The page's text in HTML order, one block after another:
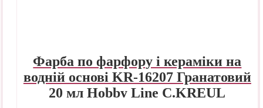
Фарба по фарфору і кераміки на
водній основі KR-16207 Гранатовий
20 мл Hobby Line C.KREUL